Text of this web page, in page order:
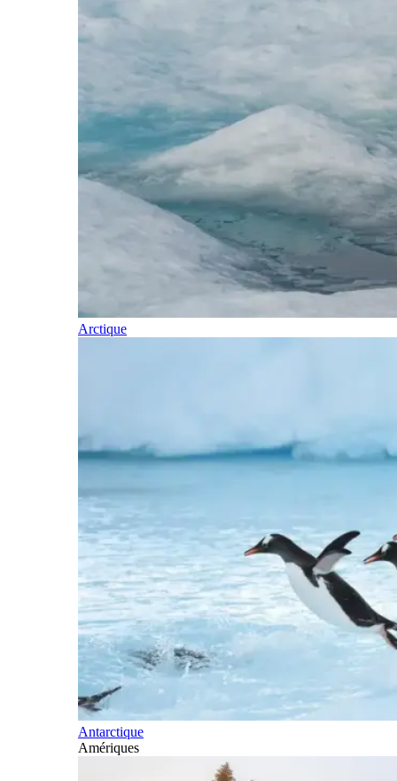
Arctique
Antarctique
Amériques